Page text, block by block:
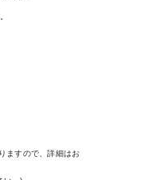
ますので、詳細はお